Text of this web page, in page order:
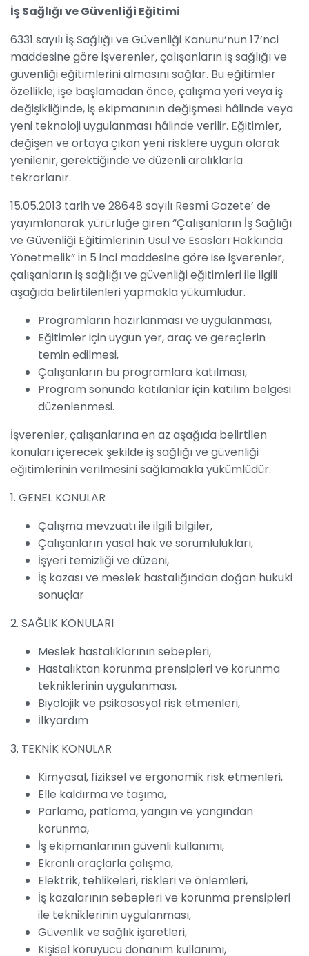
İş Sağlığı ve Güvenliği Eğitimi
6331 sayılı İş Sağlığı ve Güvenliği Kanunu’nun 17’nci
maddesine göre işverenler, çalışanların iş sağlığı ve
güvenliği eğitimlerini almasını sağlar. Bu eğitimler
özellikle; işe başlamadan önce, çalışma yeri veya iş
değişikliğinde, iş ekipmanının değişmesi hâlinde veya
yeni teknoloji uygulanması hâlinde verilir. Eğitimler,
değişen ve ortaya çıkan yeni risklere uygun olarak
yenilenir, gerektiğinde ve düzenli aralıklarla
tekrarlanır.
15.05.2013 tarih ve 28648 sayılı Resmî Gazete’ de
yayımlanarak yürürlüğe giren “Çalışanların İş Sağlığı
ve Güvenliği Eğitimlerinin Usul ve Esasları Hakkında
Yönetmelik” in 5 inci maddesine göre ise işverenler,
çalışanların iş sağlığı ve güvenliği eğitimleri ile ilgili
aşağıda belirtilenleri yapmakla yükümlüdür.
Programların hazırlanması ve uygulanması,
Eğitimler için uygun yer, araç ve gereçlerin
temin edilmesi,
Çalışanların bu programlara katılması,
Program sonunda katılanlar için katılım belgesi
düzenlenmesi.
İşverenler, çalışanlarına en az aşağıda belirtilen
konuları içerecek şekilde iş sağlığı ve güvenliği
eğitimlerinin verilmesini sağlamakla yükümlüdür.
1. GENEL KONULAR
Çalışma mevzuatı ile ilgili bilgiler,
Çalışanların yasal hak ve sorumlulukları,
İşyeri temizliği ve düzeni,
İş kazası ve meslek hastalığından doğan hukuki
sonuçlar
2. SAĞLIK KONULARI
Meslek hastalıklarının sebepleri,
Hastalıktan korunma prensipleri ve korunma
tekniklerinin uygulanması,
Biyolojik ve psikososyal risk etmenleri,
İlkyardım
3. TEKNİK KONULAR
Kimyasal, fiziksel ve ergonomik risk etmenleri,
Elle kaldırma ve taşıma,
Parlama, patlama, yangın ve yangından
korunma,
İş ekipmanlarının güvenli kullanımı,
Ekranlı araçlarla çalışma,
Elektrik, tehlikeleri, riskleri ve önlemleri,
İş kazalarının sebepleri ve korunma prensipleri
ile tekniklerinin uygulanması,
Güvenlik ve sağlık işaretleri,
Kişisel koruyucu donanım kullanımı,